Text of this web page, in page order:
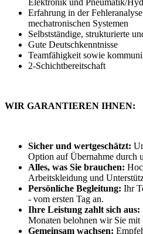
Elektronik und Pneumatik/
Erfahrung in der
mechatronischen Systemen
Selbstständige, strukturierte
Gute Deutschkenntnisse
Teamfähigkeit sowie
2-Schichtbereitschaft
WIR GARANTIEREN IHNEN:
Sicher und wertgeschätzt:
Option auf Übernahme durch
Alles, was Sie brauchen:
Arbeitskleidung und
Persönliche Begleitung: Ihr
- vom ersten Tag an.
Ihre Leistung zahlt sich aus:
Monaten belohnen wir Sie mit
Gemeinsam wachsen: